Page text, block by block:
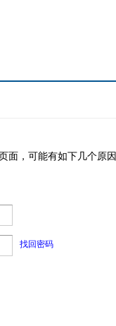
面，可能有如下几个原因
找回密码